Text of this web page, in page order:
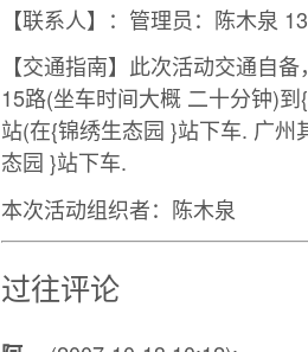
【联系人】：管理员：陈木泉
【交通指南】此次活动交通自
15路(坐车时间大概 二十分钟)
站(在{锦绣生态园 }站下车. 广
态园 }站下车.
本次活动组织者：陈木泉
过往评论